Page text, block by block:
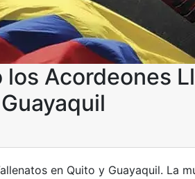
los Acordeones
en Quito y Guayaquil. La